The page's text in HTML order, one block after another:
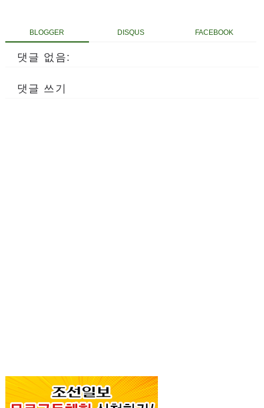
BLOGGER DISQUS FACEBOOK
댓글 없음:
댓글 쓰기